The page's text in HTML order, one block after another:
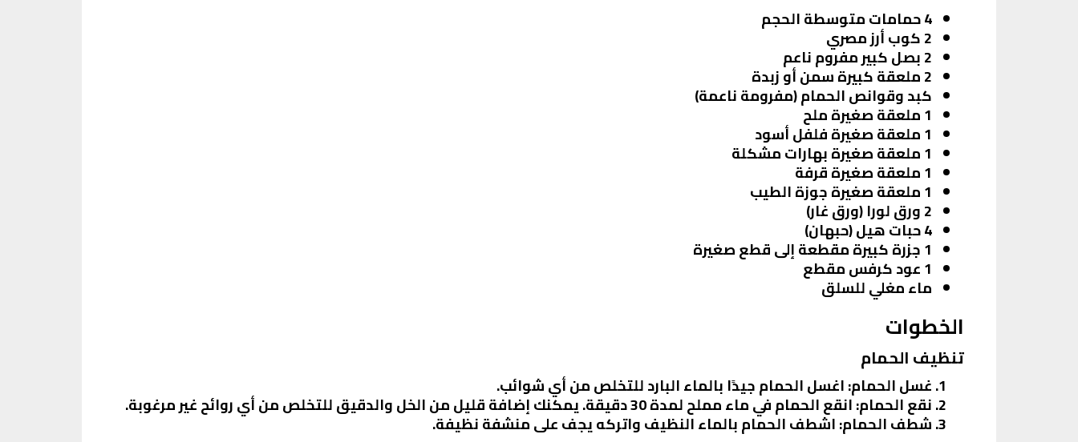
4 حمامات متوسطة الحجم
2 كوب أرز مصري
2 بصل كبير مفروم ناعم
2 ملعقة كبيرة سمن أو زبدة
كبد وقوانص الحمام (مفرومة ناعمة)
1 ملعقة صغيرة ملح
1 ملعقة صغيرة فلفل أسود
1 ملعقة صغيرة بهارات مشكلة
1 ملعقة صغيرة قرفة
1 ملعقة صغيرة جوزة الطيب
2 ورق لورا (ورق غار)
4 حبات هيل (حبهان)
1 جزرة كبيرة مقطعة إلى قطع صغيرة
1 عود كرفس مقطع
ماء مغلي للسلق
الخطوات
تنظيف الحمام
غسل الحمام: اغسل الحمام جيدًا بالماء البارد للتخلص من أي شوائب.
نقع الحمام: انقع الحمام في ماء مملح لمدة 30 دقيقة. يمكنك إضافة قليل من الخل والدقيق للتخلص من أي روائح غير مرغوبة.
شطف الحمام: اشطف الحمام بالماء النظيف واتركه يجف على منشفة نظيفة.